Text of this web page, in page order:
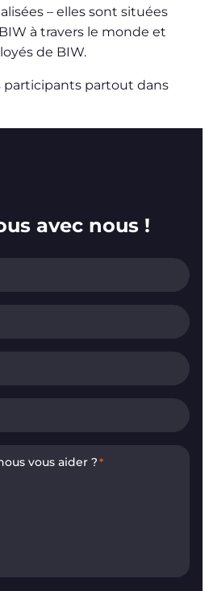
– elles sont situées
à travers le monde et
de BIW.
participants partout dans
avec nous !
vous aider ?*